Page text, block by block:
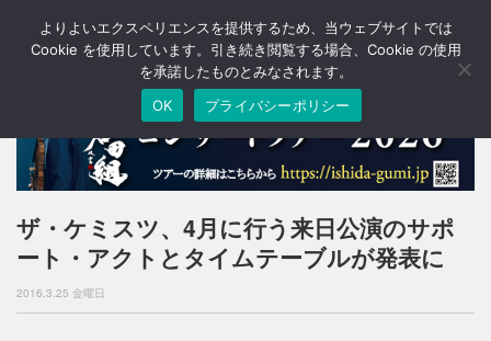
T
o
a
v
i
g
o
ザ・ケミスツ、4月に行う来日公演のサポ
ート・アクトとタイムテーブルが発表に
2016.3.25 金曜日
よりよいエクスペリエンスを提供するため、当ウェブサイトでは
Cookie を使用しています。引き続き閲覧する場合、Cookie の使用
を承諾したものとみなされます。
OK
プライバシーポリシー